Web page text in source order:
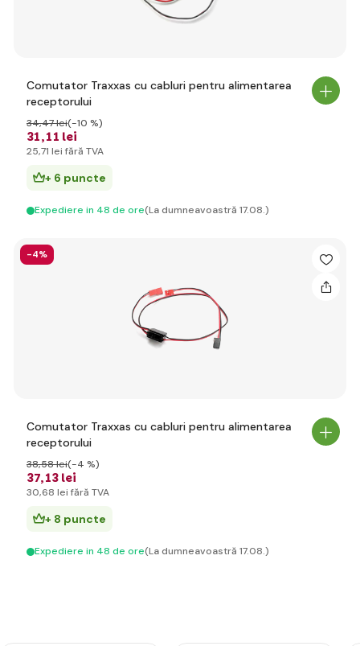
Comutator Traxxas cu cabluri pentru alimentarea
receptorului
31,11 lei
34,47 lei(-10 %)
25,71 lei fără TVA
+ 6 puncte
Expediere in 48 de ore(La dumneavoastră 17.08.)
-4%
Comutator Traxxas cu cabluri pentru alimentarea
receptorului
37,13 lei
38,58 lei(-4 %)
30,68 lei fără TVA
+ 8 puncte
Expediere in 48 de ore(La dumneavoastră 17.08.)